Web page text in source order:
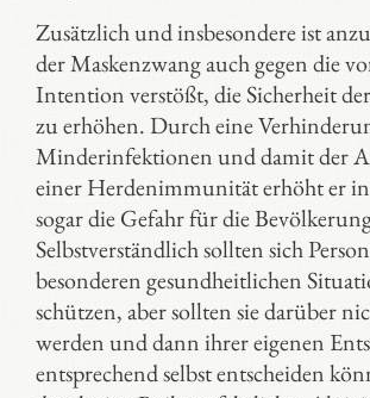
Zusätzlich und insbesondere ist
der Maskenzwang auch gegen die
Intention verstößt, die Sicherheit
zu erhöhen. Durch eine
Minderinfektionen und damit der
einer Herdenimmunität erhöht er
sogar die Gefahr für die
Selbstverständlich sollten sich
besonderen gesundheitlichen
schützen, aber sollten sie darüber
werden und dann ihrer eigenen
entsprechend selbst entscheiden